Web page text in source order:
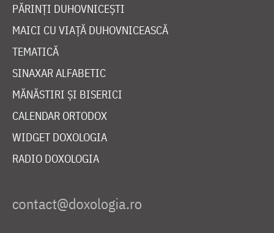
PĂRINȚI DUHOVNICEȘTI
MAICI CU VIAȚĂ DUHOVNICEASCĂ
TEMATICĂ
SINAXAR ALFABETIC
MĂNĂSTIRI ȘI BISERICI
CALENDAR ORTODOX
WIDGET DOXOLOGIA
RADIO DOXOLOGIA